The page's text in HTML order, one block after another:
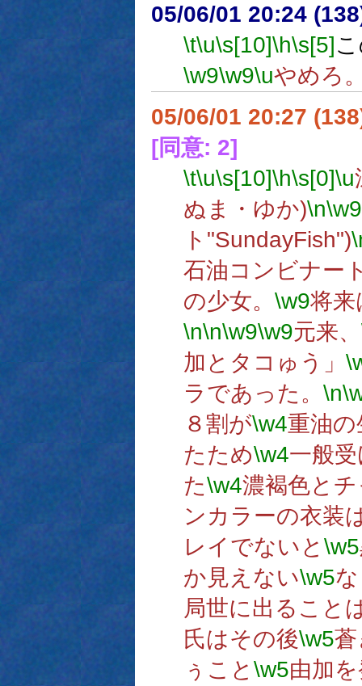
05/06/01 20:24
\t\u\s[10]\h\s[5]
\w9\w9\uやめろ
05/06/01 20:27
[同意: 2]
\t\u\s[10]\h\s[0]\u
ぬま・ゆか)\n\w9
ト"SundayFish")
石油コンビナー
の少女。 \w9将来
\n\n\w9\w9元来、
加とタコゅう」
ラであった。 \n
８割が\w4重油
たため\w4一般
た\w4濃褐色と
ンカラーの衣装
レイでないと \w5
か見えない\w5
局世に出ること
氏はその後\w5
ぅこと \w5由加